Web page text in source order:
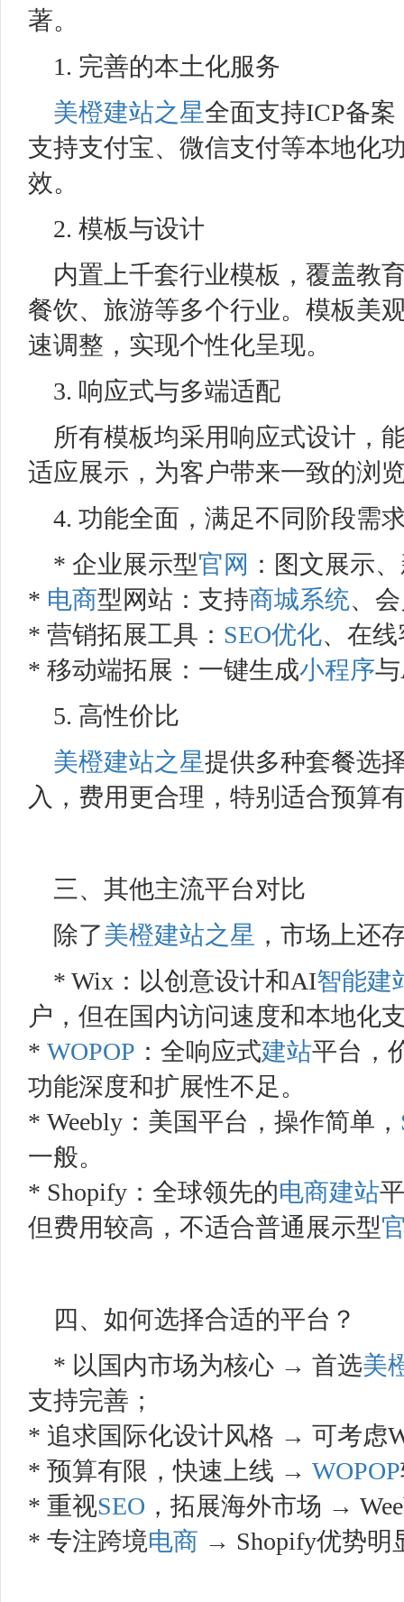
著。
1. 完善的本土化服务
美橙建站之星全面支持ICP备
支持支付宝、微信支付等本地化
效。
2. 模板与设计
内置上千套行业模板，覆盖教
餐饮、旅游等多个行业。模板美
速调整，实现个性化呈现。
3. 响应式与多端适配
所有模板均采用响应式设计，
适应展示，为客户带来一致的浏
4. 功能全面，满足不同阶段需
* 企业展示型官网 ：图文展示
* 电商型网站：支持商城系统、
* 营销拓展工具： SEO优化、在
* 移动端拓展：一键生成小程序
5. 高性价比
美橙建站之星提供多种套餐选
入，费用更合理，特别适合预算
三、其他主流平台对比
除了美橙建站之星 ，市场上还
* Wix：以创意设计和AI智能建
户，但在国内访问速度和本地化
* WOPOP ：全响应式建站平台，
功能深度和扩展性不足。
* Weebly：美国平台，操作简单，
一般。
* Shopify：全球领先的电商建站
但费用较高，不适合普通展示型
四、如何选择合适的平台？
* 以国内市场为核心 → 首选美
支持完善；
* 追求国际化设计风格 → 可考虑
* 预算有限，快速上线 → WOPOP
* 重视SEO ，拓展海外市场 →
* 专注跨境电商 → Shopify优势明